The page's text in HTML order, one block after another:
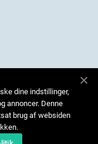
dine indstillinger,
annoncer. Denne
brug af websiden